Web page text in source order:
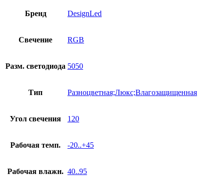
Бренд DesignLed
Свечение RGB
Разм. светодиода 5050
Тип Разноцветная;Люкс;Влагозащищенная
Угол свечения 120
Рабочая темп. -20..+45
Рабочая влажн. 40..95